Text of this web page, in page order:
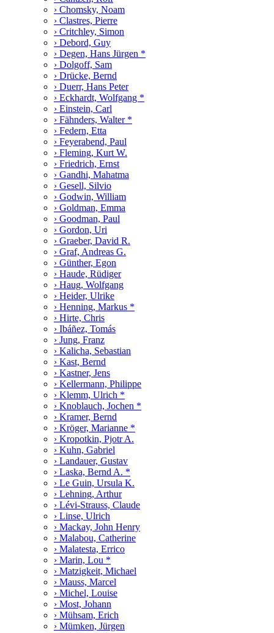
› Chomsky, Noam
› Clastres, Pierre
› Critchley, Simon
› Debord, Guy
› Degen, Hans Jürgen *
› Dolgoff, Sam
› Drücke, Bernd
› Duerr, Hans Peter
› Eckhardt, Wolfgang *
› Einstein, Carl
› Fähnders, Walter *
› Federn, Etta
› Feyerabend, Paul
› Fleming, Kurt W.
› Friedrich, Ernst
› Gandhi, Mahatma
› Gesell, Silvio
› Godwin, William
› Goldman, Emma
› Goodman, Paul
› Gordon, Uri
› Graeber, David R.
› Graf, Andreas G.
› Günther, Egon
› Haude, Rüdiger
› Haug, Wolfgang
› Heider, Ulrike
› Henning, Markus *
› Hirte, Chris
› Ibáñez, Tomás
› Jung, Franz
› Kalicha, Sebastian
› Kast, Bernd
› Kastner, Jens
› Kellermann, Philippe
› Klemm, Ulrich *
› Knoblauch, Jochen *
› Kramer, Bernd
› Kröger, Marianne *
› Kropotkin, Pjotr A.
› Kuhn, Gabriel
› Landauer, Gustav
› Laska, Bernd A. *
› Le Guin, Ursula K.
› Lehning, Arthur
› Lévi-Strauss, Claude
› Linse, Ulrich
› Mackay, John Henry
› Malabou, Catherine
› Malatesta, Errico
› Marin, Lou *
› Matzigkeit, Michael
› Mauss, Marcel
› Michel, Louise
› Most, Johann
› Mühsam, Erich
› Mümken, Jürgen